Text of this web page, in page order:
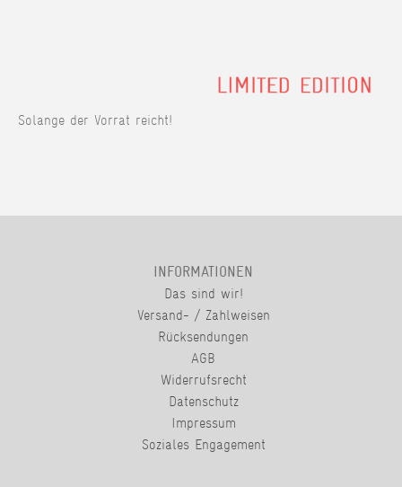
Solange der Vorrat reicht!
INFORMATIONEN
Das sind wir!
Versand- / Zahlweisen
Rücksendungen
AGB
Widerrufsrecht
Datenschutz
Impressum
Soziales Engagement